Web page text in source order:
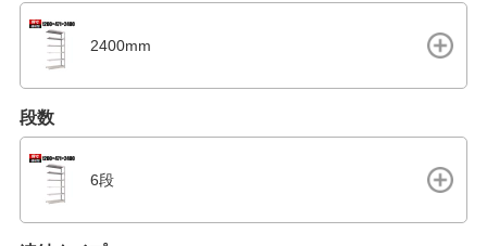
2400mm
段数
6段